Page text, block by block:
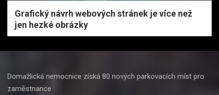
Grafický návrh webových stránek je více než
jen hezké obrázky
Domažlická nemocnice získá 80 nových parkovacích míst pro
zaměstnance